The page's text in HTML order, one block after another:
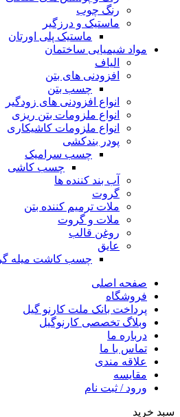
رنگ چوب
ماستیک و درزگیر
ماستیک پلی اورتان
مواد شیمیایی ساختمان
الیاف
افزودنی های بتن
چسب بتن
انواع افزودنی های زودگیر
انواع ملزومات بتن ریزی
انواع ملزومات کاشیکاری
پودر بندکشی
چسب سرامیک
چسب کاشی
آب بند کننده ها
گروت
ملات ترمیم کننده بتن
ملات و گروت
روغن قالب
عایق
چسب کاشت میله
صفحه اصلی
فروشگاه
پرداخت بانک ملت کارنو گیل
وبلاگ تخصصی کارنوگیل
درباره ما
تماس با ما
علاقه مندی
مقايسه
ورود / ثبت نام
سبد خرید